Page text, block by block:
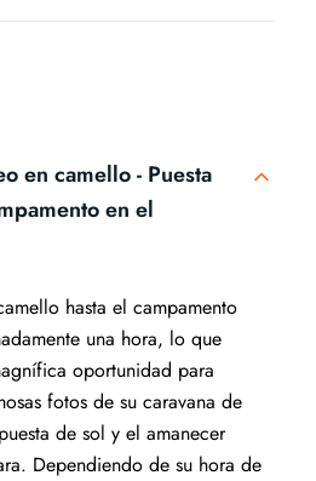
en camello - Puesta
en el
hasta el campamento
una hora, lo que
oportunidad para
fotos de su caravana de
de sol y el amanecer
Dependiendo de su hora de